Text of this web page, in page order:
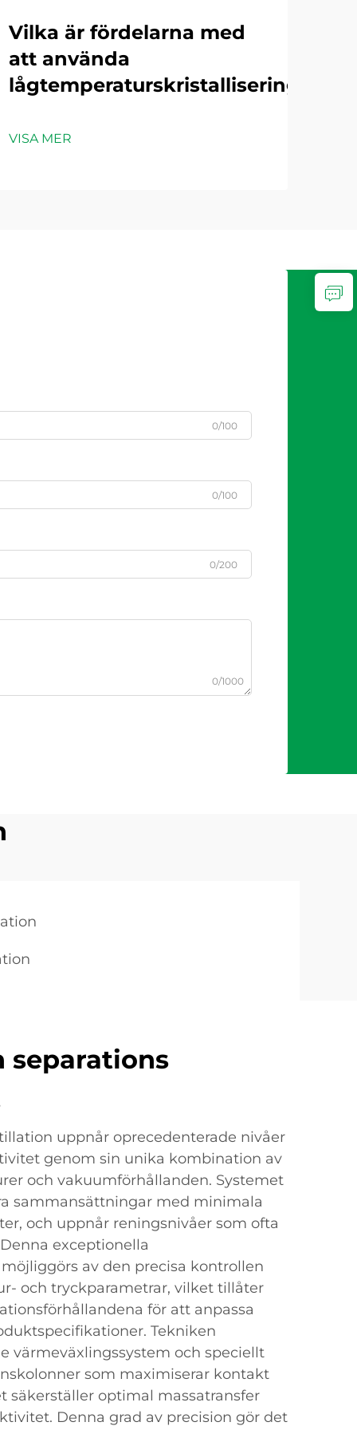
Vilka är fördelarna med
att använda
VISA MER
0/100
0/100
0/200
0/1000
separations
uppnår oprecedenterade nivåer
genom sin unika kombination av
och vakuumförhållanden. Systemet
sammansättningar med minimala
och uppnår reningsnivåer som ofta
exceptionella
av den precisa kontrollen
och tryckparametrar, vilket tillåter
för att anpassa
Tekniken
värmeväxlingssystem och speciellt
som maximiserar kontakt
säkerställer optimal massatransfer
Denna grad av precision gör det